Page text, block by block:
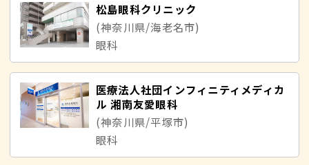
松島眼科クリニック
(神奈川県/海老名市)
眼科
医療法人社団インフィニティメディカ
ル 湘南友愛眼科
(神奈川県/平塚市)
眼科